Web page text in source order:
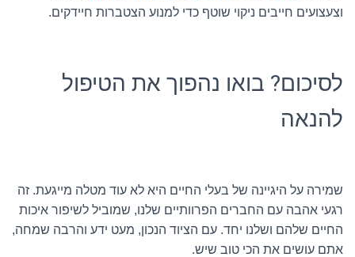
וצעצועים חייבים ניקוי שוטף כדי למנוע הצטברות חיידקים.
לסיכום? בואו נהפוך את הטיפול
להנאה
שמירה על היגיינה של בעלי החיים היא לא עוד מטלה מייגעת. זה
רגעי אהבה עם החברים הפרוותיים שלנו, שמוביל לשיפור איכות
החיים שלהם ושלנו יחד. עם הציוד הנכון, מעט ידע והרבה שמחה,
אתם עושים את הכי טוב שיש.